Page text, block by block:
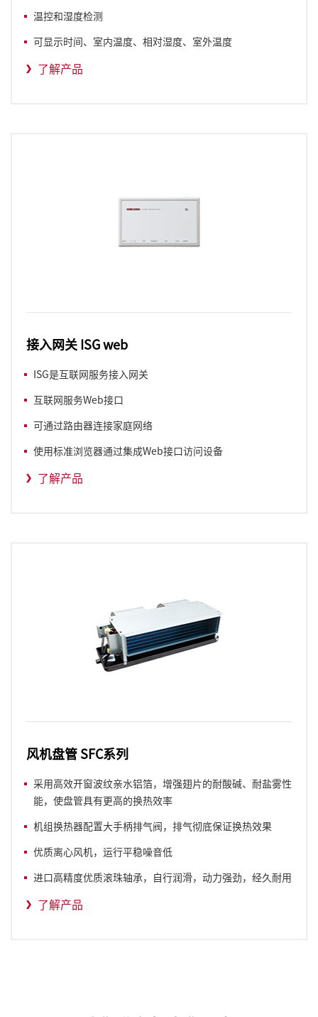
温控和湿度检测
可显示时间、室内温度、 相对湿度、 室外温度
了解产品
接入网关 ISG web
ISG是互联网服务接入网关
互联网服务Web接口
可通过路由器连接家庭网络
使用标准浏览器通过集成Web接口访问设备
了解产品
风机盘管 SFC系列
采用高效开窗波纹亲水铝箔，增强翅片的耐酸碱、耐盐雾性
能，使盘管具有更高的换热效率
机组换热器配置大手柄排气阀，排气彻底保证换热效果
优质离心风机，运行平稳噪音低
进口高精度优质滚珠轴承，自行润滑，动力强劲，经久耐用
了解产品